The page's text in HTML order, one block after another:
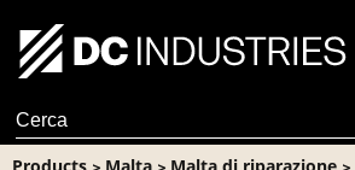
Search
for:
> > >